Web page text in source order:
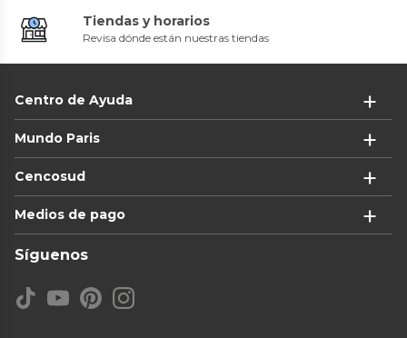
Tiendas y horarios
Revisa dónde están nuestras tiendas
Centro de Ayuda
Mundo Paris
Cencosud
Medios de pago
Síguenos